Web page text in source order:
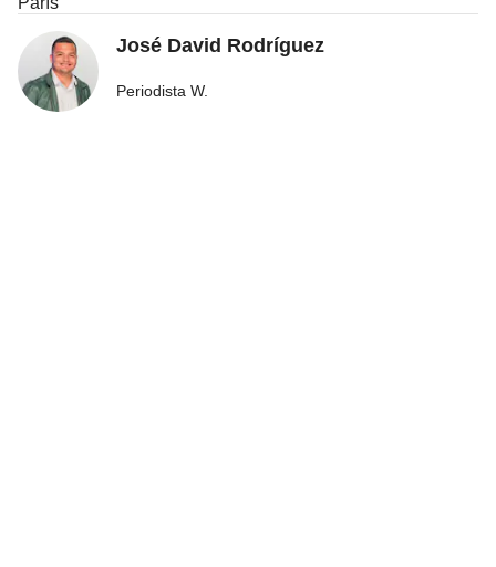
José David Rodríguez
Periodista W.